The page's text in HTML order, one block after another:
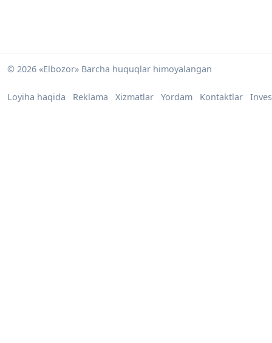
© 2026 «Elbozor» Barcha huquqlar himoyalangan
Loyiha haqida Reklama Xizmatlar Yordam Kontaktlar